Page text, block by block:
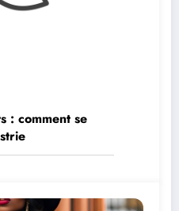
: comment se